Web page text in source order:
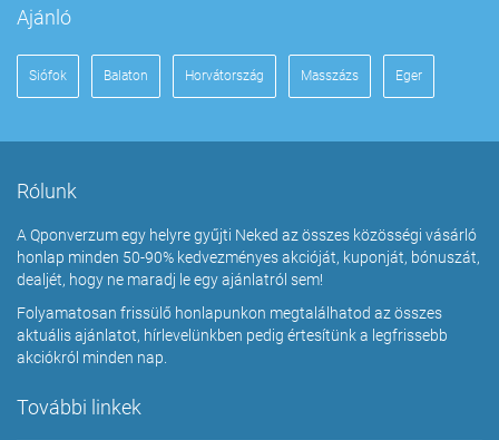
Ajánló
Siófok Balaton Horvátország Masszázs Eger
Rólunk
A Qponverzum egy helyre gyűjti Neked az összes közösségi vásárló
honlap minden 50-90% kedvezményes akcióját, kuponját, bónuszát,
dealjét, hogy ne maradj le egy ajánlatról sem!
Folyamatosan frissülő honlapunkon megtalálhatod az összes
aktuális ajánlatot, hírlevelünkben pedig értesítünk a legfrissebb
akciókról minden nap.
További linkek